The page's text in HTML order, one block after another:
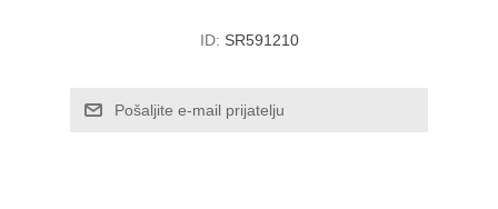
ID: SR591210